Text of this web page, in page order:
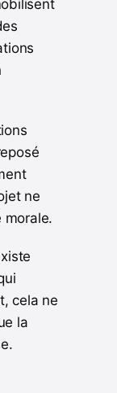
ne
morale.
cela ne
la